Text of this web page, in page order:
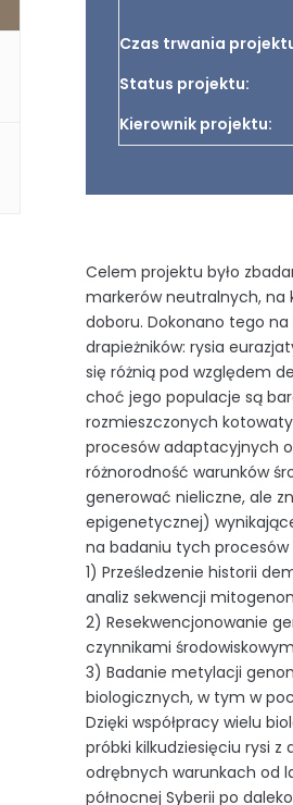
Czas trwania
Status projektu:
Kierownik projektu:
Celem projektu było
markerów neutralnych, na
doboru. Dokonano tego
drapieżników: rysia
się różnią pod względem
choć jego populacje są
rozmieszczonych
procesów adaptacyjnych
różnorodność warunków
generować nieliczne, ale
epigenetycznej)
na badaniu tych
1) Prześledzenie historii
analiz sekwencji
2) Resekwencjonowanie
czynnikami
3) Badanie metylacji
biologicznych, w tym w
Dzięki współpracy wielu
próbki kilkudziesięciu rysi
odrębnych warunkach od
północnej Syberii po